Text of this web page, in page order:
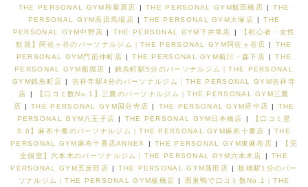
THE PERSONAL GYM秋葉原店
| THE PERSONAL GYM飯田橋店 |
THE
PERSONAL GYM高田馬場店 | THE PERSONAL GYM大塚店 |
THE
PERSONAL GYM中野店 | THE PERSONAL GYM下井草店 |
【初心者・女性
歓迎】阿佐ヶ谷のパーソナルジム｜THE PERSONAL GYM阿佐ヶ谷店 |
THE
PERSONAL GYM門前仲町店 | THE PERSONAL GYM菊川・森下店 |
THE
PERSONAL GYM船堀店
|
錦糸町駅5分のパーソナルジム｜THE PERSONAL
GYM錦糸町店 |
吉祥寺駅4分のパーソナルジム｜THE PERSONAL GYM吉祥寺
店
|
【口コミ数No.1】三鷹のパーソナルジム｜THE PERSONAL GYM三鷹
店 | THE PERSONAL GYM国分寺店 | THE PERSONAL GYM府中店 |
THE
PERSONAL GYM八王子店 | THE PERSONAL GYM日本橋店 |
【口コミ星
5.0】麻布十番のパーソナルジム｜THE PERSONAL GYM麻布十番店
|
THE
PERSONAL GYM麻布十番店ANNEX
| THE PERSONAL GYM東麻布店 |
【完
全個室】六本木のパーソナルジム｜THE PERSONAL GYM六本木店
|
THE
PERSONAL GYM五反田店 | THE PERSONAL GYM蒲田店 |
板橋駅1分のパー
ソナルジム｜THE PERSONAL GYM板橋店 |
西巣鴨で口コミ数No.1｜THE